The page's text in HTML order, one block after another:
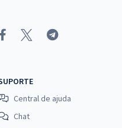
Central de ajuda
Chat